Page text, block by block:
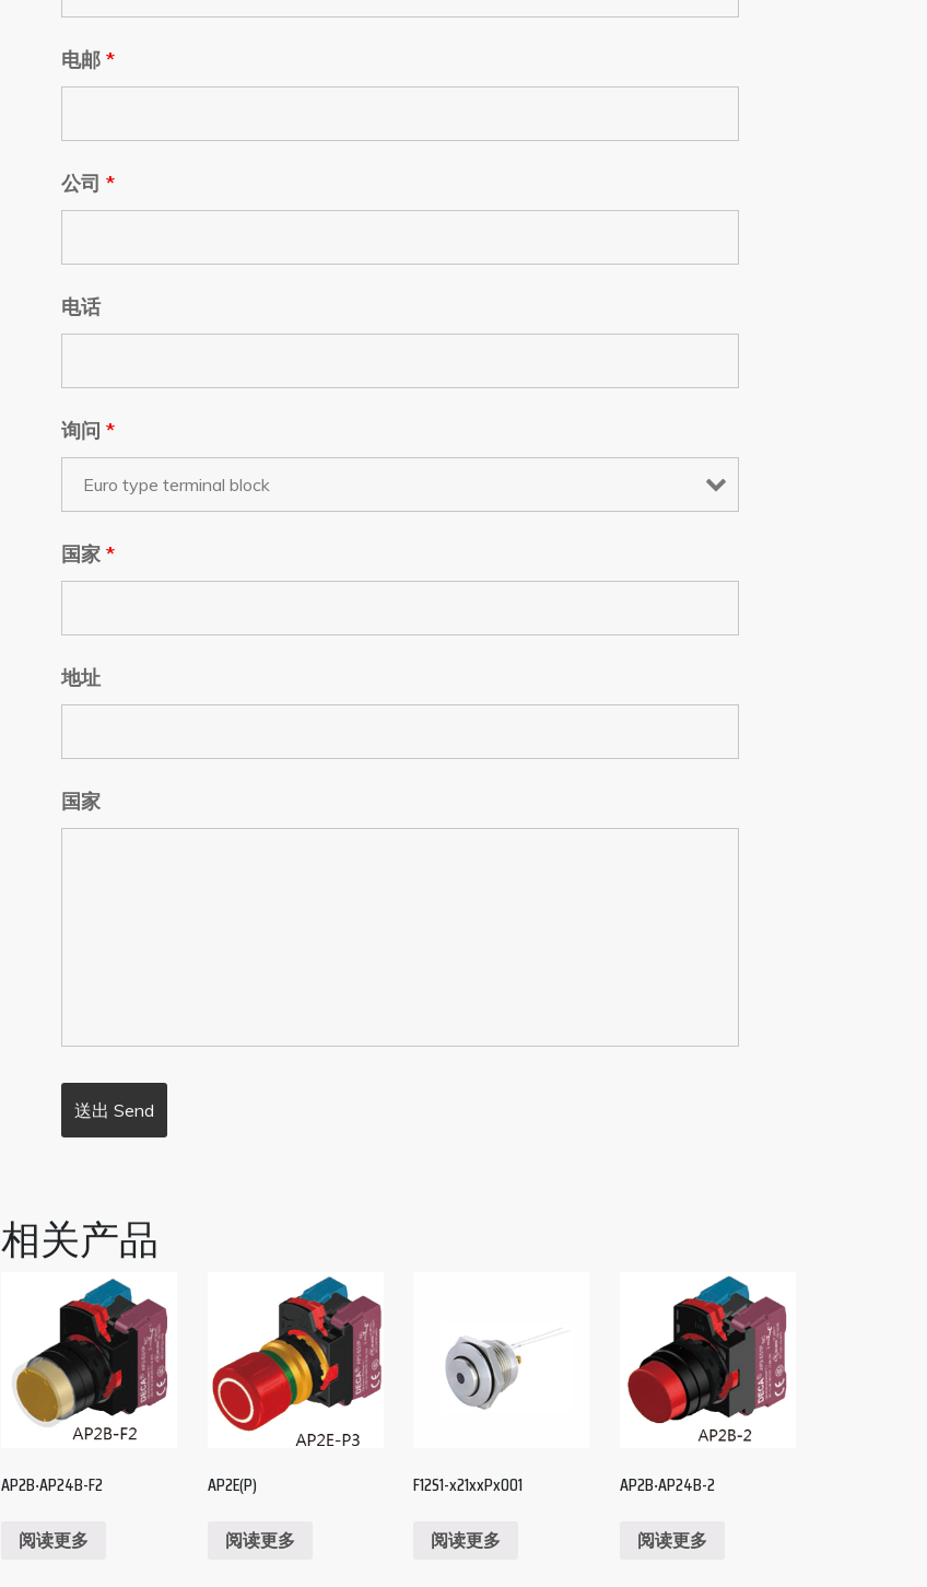
电邮 *
公司 *
电话
询问 *
国家 *
地址
国家
相关产品
AP2B‧AP24B-F2
阅读更多
AP2E(P)
阅读更多
F12S1-x21xxPx001
阅读更多
AP2B‧AP24B-2
阅读更多